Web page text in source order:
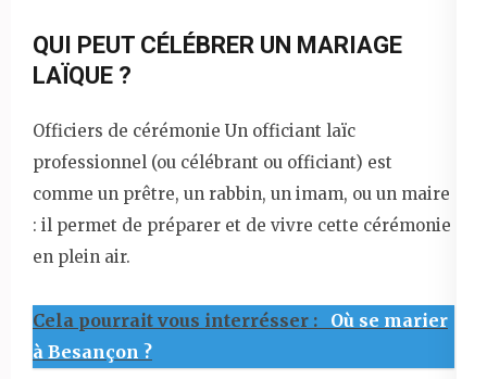
QUI PEUT CÉLÉBRER UN MARIAGE
LAÏQUE ?
Officiers de cérémonie Un officiant laïc
professionnel (ou célébrant ou officiant) est
comme un prêtre, un rabbin, un imam, ou un maire
: il permet de préparer et de vivre cette cérémonie
en plein air.
Cela pourrait vous interrésser :
Où se marier
à Besançon ?